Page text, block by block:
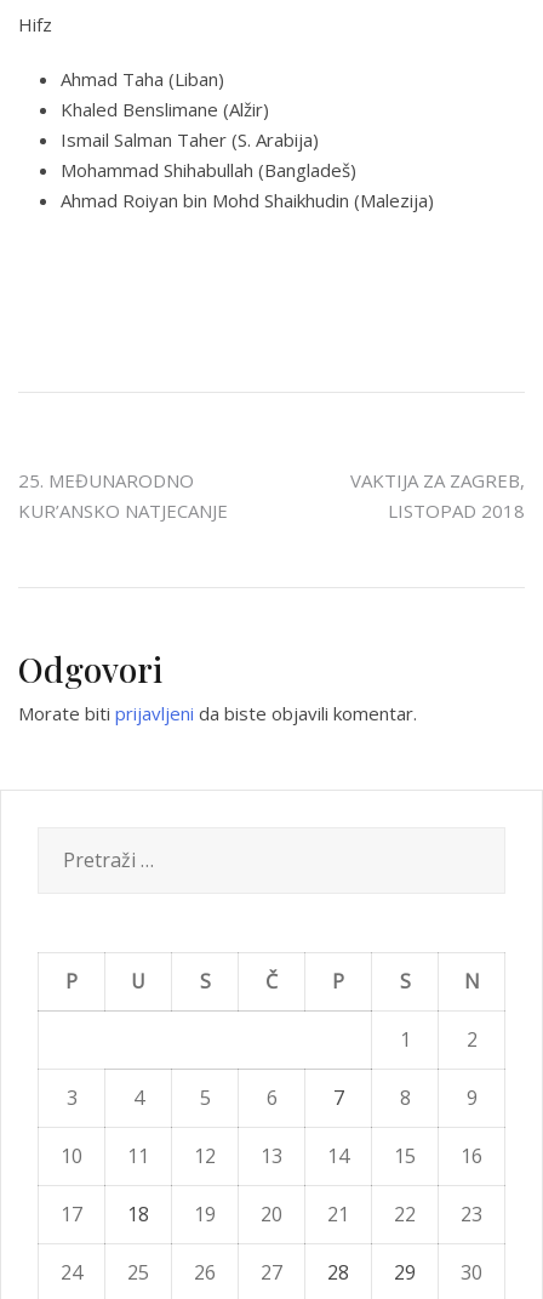
Hifz
Ahmad Taha (Liban)
Khaled Benslimane (Alžir)
Ismail Salman Taher (S. Arabija)
Mohammad Shihabullah (Bangladeš)
Ahmad Roiyan bin Mohd Shaikhudin (Malezija)
Navigacija
objava
25. MEĐUNARODNO
KUR’ANSKO NATJECANJE
VAKTIJA ZA ZAGREB,
LISTOPAD 2018
Odgovori
Morate biti prijavljeni da biste objavili komentar.
P U S Č P S N
1 2
3 4 5 6 7 8 9
10 11 12 13 14 15 16
17 18 19 20 21 22 23
24 25 26 27 28 29 30